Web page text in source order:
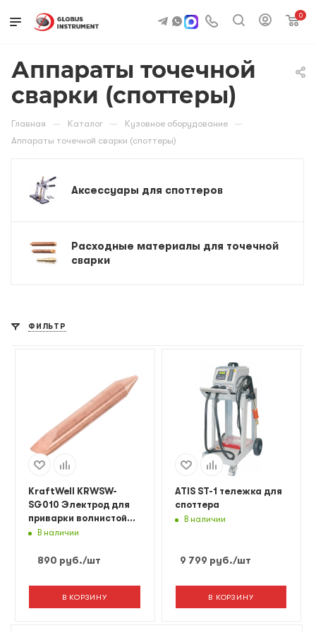
0
Аппараты точечной
сварки (споттеры)
Главная — Каталог — Кузовное оборудование —
Аппараты точечной сварки (споттеры)
Аксессуары для споттеров
Расходные материалы для точечной
сварки
ФИЛЬТР
KraftWell KRWSW-
SG010 Электрод для
приварки волнистой
проволоки
В наличии
890 руб./шт
В КОРЗИНУ
ATIS ST-1 тележка для
споттера
В наличии
9 799 руб./шт
В КОРЗИНУ